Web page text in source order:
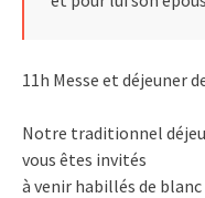
11h Messe et déjeuner
Notre traditionnel
vous êtes invités
à venir habillés de